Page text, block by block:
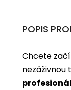
POPIS
Chcete
nezáživnou